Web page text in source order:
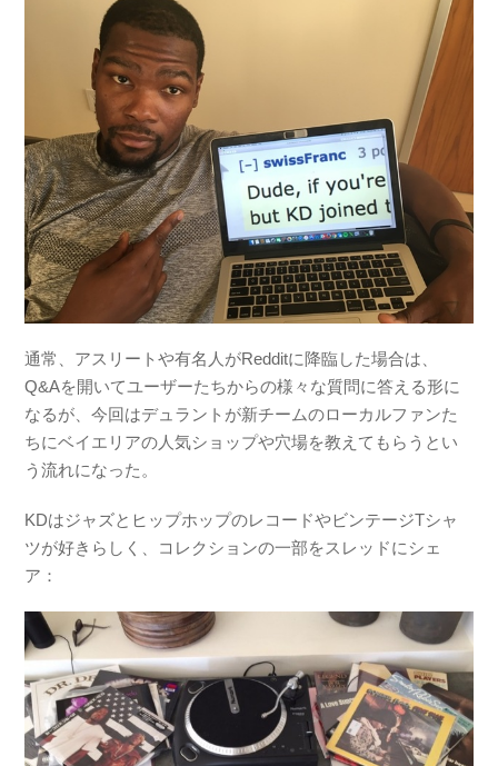
通常、アスリートや有名人がRedditに降臨した場合は、
Q&Aを開いてユーザーたちからの様々な質問に答える形に
なるが、今回はデュラントが新チームのローカルファンた
ちにベイエリアの人気ショップや穴場を教えてもらうとい
う流れになった。
KDはジャズとヒップホップのレコードやビンテージTシャ
ツが好きらしく、コレクションの一部をスレッドにシェ
ア：